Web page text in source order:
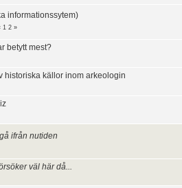
informationssytem)
1 2 »
betytt mest?
historiska källor inom arkeologin
ifrån nutiden
väl här då...